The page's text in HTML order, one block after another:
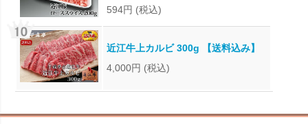
594円 (税込)
近江牛上カルビ 300g 【送料込み】
4,000円 (税込)